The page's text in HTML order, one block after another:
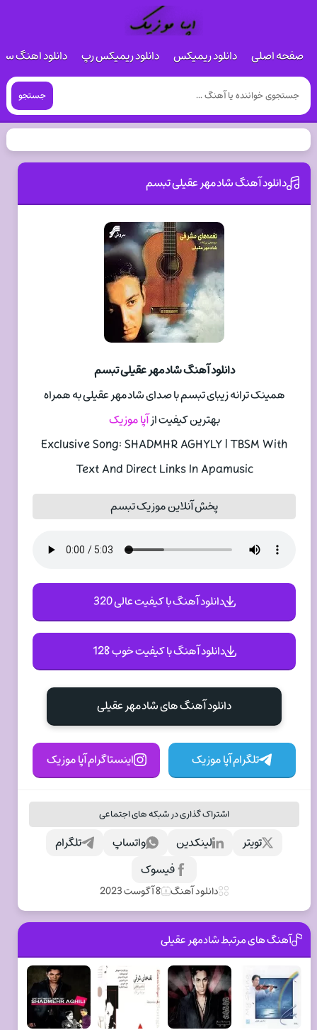
صفحه اصلی دانلود ریمیکس دانلود ریمیکس رپ دانلود اهنگ
جستجو
دانلود آهنگ شادمهر عقیلی تبسم
دانلود آهنگ شادمهر عقیلی تبسم
همینک ترانه زیبای تبسم با صدای شادمهر عقیلی به همراه
بهترین کیفیت ازآپا موزیک
Exclusive Song: SHADMHR AGHYLY | TBSM With
Text And Direct Links In Apamusic
پخش آنلاین موزیک تبسم
دانلود آهنگ با کیفیت عالی 320
دانلود آهنگ با کیفیت خوب 128
دانلود آهنگ های شادمهر عقیلی
تلگرام آپا موزیک اینستاگرام آپا موزیک
اشتراک گذاری در شبکه های اجتماعی
تلگرام واتساپ لینکدین
تویتر
فیسوک
دانلود آهنگ 8 آگوست 2023
آهنگ های مرتبط شادمهر عقیلی